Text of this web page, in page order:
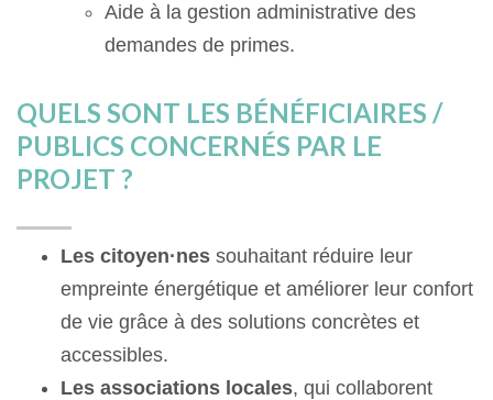
Aide à la gestion administrative des
demandes de primes.
QUELS SONT LES BÉNÉFICIAIRES /
PUBLICS CONCERNÉS PAR LE
PROJET ?
Les citoyen·nes souhaitant réduire leur
empreinte énergétique et améliorer leur confort
de vie grâce à des solutions concrètes et
accessibles.
Les associations locales, qui collaborent